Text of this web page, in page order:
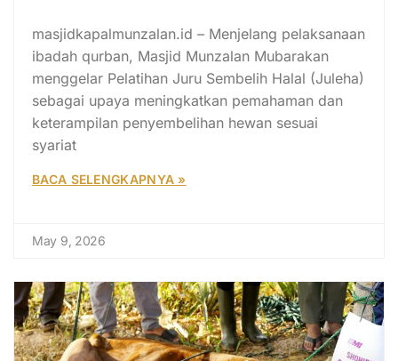
masjidkapalmunzalan.id – Menjelang pelaksanaan
ibadah qurban, Masjid Munzalan Mubarakan
menggelar Pelatihan Juru Sembelih Halal (Juleha)
sebagai upaya meningkatkan pemahaman dan
keterampilan penyembelihan hewan sesuai
syariat
BACA SELENGKAPNYA »
May 9, 2026